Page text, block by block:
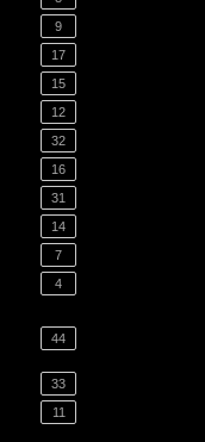
9
17
15
12
32
16
31
14
7
4
44
33
11